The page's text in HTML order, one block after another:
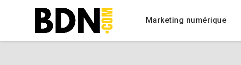
Marketing numérique